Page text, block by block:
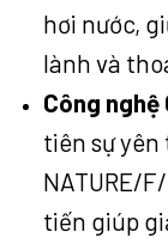
hơi nước,
lành và
Công
tiên sự yên
NATURE/
tiến giúp